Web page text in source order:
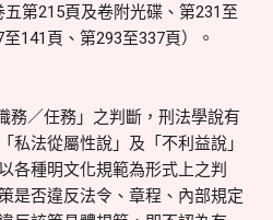
第215頁及卷附光碟、第231至
141頁、第293至337頁）。
務／任務」之判斷，刑法學說有
私法從屬性說」及「不利益說」
各種明文化規範為形式上之判
是否違反法令、章程、內部規定